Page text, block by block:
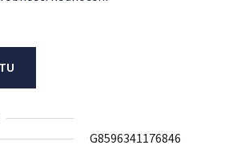
G8596341176846